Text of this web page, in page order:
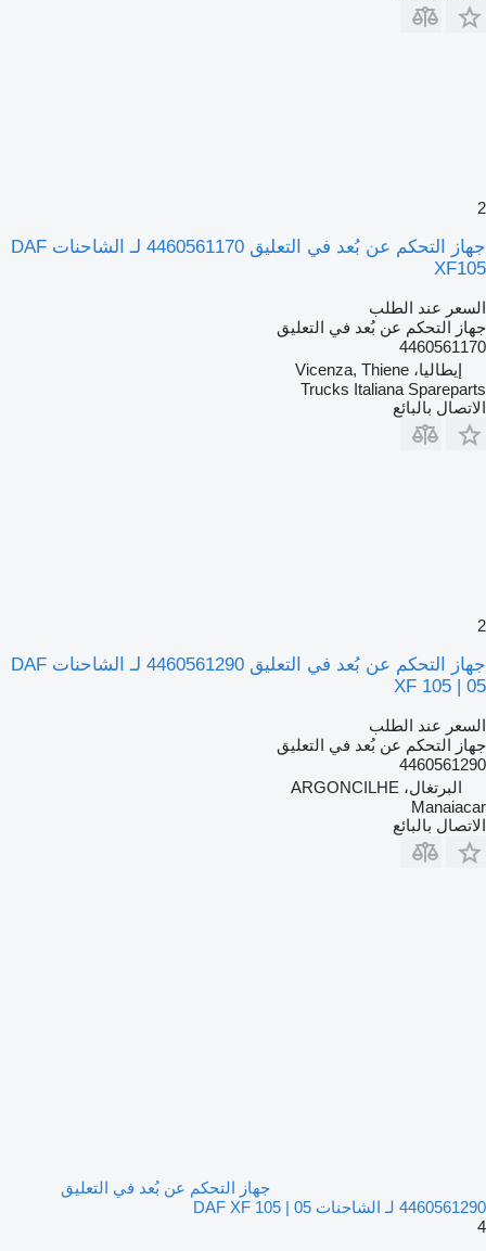
2
جهاز التحكم عن بُعد في التعليق 4460561170 لـ الشاحنات DAF
XF105
السعر عند الطلب
جهاز التحكم عن بُعد في التعليق
4460561170
إيطاليا، Vicenza, Thiene
Trucks Italiana Spareparts
الاتصال بالبائع
2
جهاز التحكم عن بُعد في التعليق 4460561290 لـ الشاحنات DAF
XF 105 | 05
السعر عند الطلب
جهاز التحكم عن بُعد في التعليق
4460561290
البرتغال، ARGONCILHE
Manaiacar
الاتصال بالبائع
جهاز التحكم عن بُعد في التعليق
4460561290 لـ الشاحنات DAF XF 105 | 05
4